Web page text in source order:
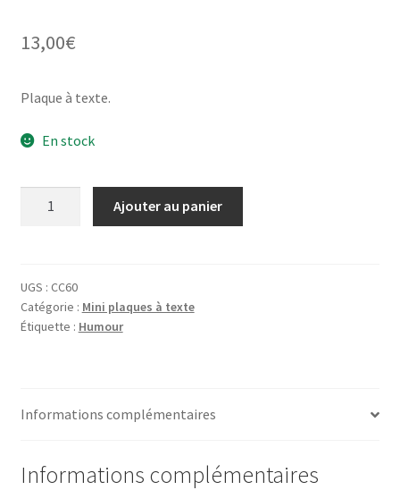
13,00€
Plaque à texte.
En stock
Calin
Ajouter au panier
UGS : CC60
Catégorie : Mini plaques à texte
Étiquette : Humour
Informations complémentaires
Informations complémentaires